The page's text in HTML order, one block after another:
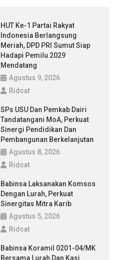
HUT Ke-1 Partai Rakyat
Indonesia Berlangsung
Meriah, DPD PRI Sumut Siap
Hadapi Pemilu 2029
Mendatang
Agustus 9, 2026
Ridcat
SPs USU Dan Pemkab Dairi
Tandatangani MoA, Perkuat
Sinergi Pendidikan Dan
Pembangunan Berkelanjutan
Agustus 8, 2026
Ridcat
Babinsa Laksanakan Komsos
Dengan Lurah, Perkuat
Sinergitas Mitra Karib
Agustus 5, 2026
Ridcat
Babinsa Koramil 0201-04/MK
Bersama Lurah Dan Kasi